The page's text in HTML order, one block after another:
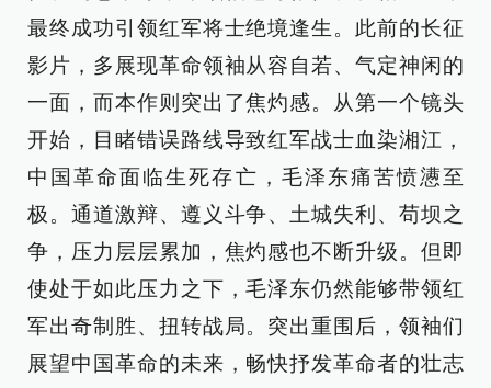
最终成功引领红军将士绝境逢生。此前的长征
影片，多展现革命领袖从容自若、气定神闲的
一面，而本作则突出了焦灼感。从第一个镜头
开始，目睹错误路线导致红军战士血染湘江，
中国革命面临生死存亡，毛泽东痛苦愤懑至
极。通道激辩、遵义斗争、土城失利、苟坝之
争，压力层层累加，焦灼感也不断升级。但即
使处于如此压力之下，毛泽东仍然能够带领红
军出奇制胜、扭转战局。突出重围后，领袖们
展望中国革命的未来，畅快抒发革命者的壮志